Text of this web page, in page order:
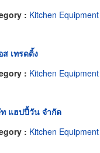
: Kitchen
ส เทรดดิ้ง
: Kitchen
แฮปปี้วัน จำกัด
: Kitchen